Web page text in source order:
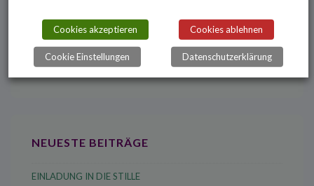
Suchen
nach:
NEUESTE BEITRÄGE
EINLADUNG IN DIE STILLE
Cookies akzeptieren Cookies ablehnen
Cookie Einstellungen Datenschutzerklärung